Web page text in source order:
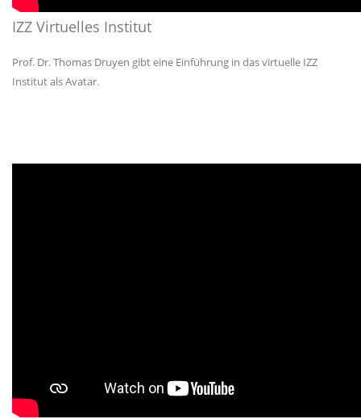
IZZ Virtuelles Institut
Prof. Dr. Thomas Druyen gibt eine Einführung in das virtuelle IZZ
Institut als Avatar.